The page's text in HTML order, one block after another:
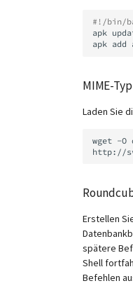
#!/bin/
apk
apk add
MIME-
Laden Sie
wget -O
Erstellen
spätere
Shell
Befehlen